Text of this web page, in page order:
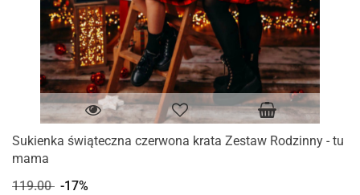
Sukienka świąteczna czerwona krata Zestaw Rodzinny - tu
mama
119.00 -17%